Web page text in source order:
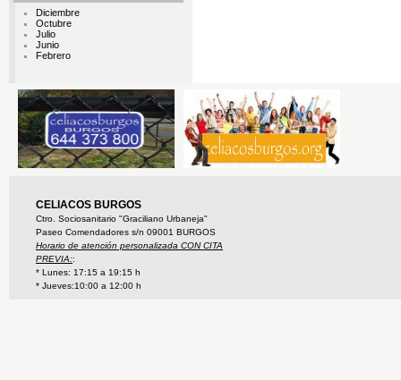
Diciembre
Octubre
Julio
Junio
Febrero
CELIACOS BURGOS
Ctro. Sociosanitario "Graciliano Urbaneja"
Paseo Comendadores s/n 09001 BURGOS
Horario de atención personalizada CON CITA
PREVIA::
* Lunes: 17:15 a 19:15 h
* Jueves:10:00 a 12:00 h